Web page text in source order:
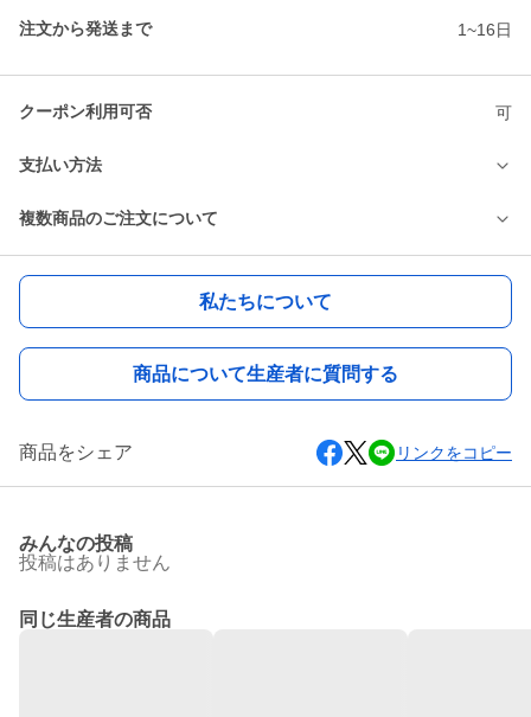
注文から発送まで 1~16日
クーポン利用可否 可
支払い方法
複数商品のご注文について
私たちについて
商品について生産者に質問する
商品をシェア リンクをコピー
みんなの投稿
投稿はありません
同じ生産者の商品